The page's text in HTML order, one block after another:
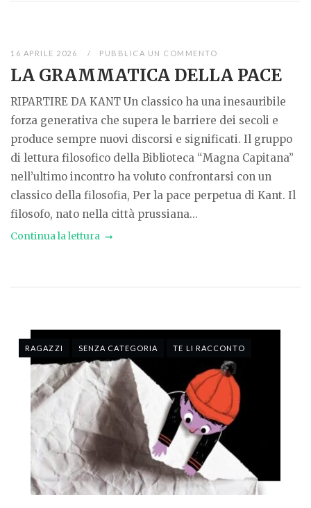
16 APRILE 2026 PUBBLICA UN COMMENTO
LA GRAMMATICA DELLA PACE
RIPARTIRE DA KANT Un classico ha una inesauribile
forza generativa che supera le barriere dei secoli e
produce sempre nuovi discorsi e significati. Il gruppo
di lettura filosofico della Biblioteca “Magna Capitana”
nell’ultimo incontro ha voluto confrontarsi con un
classico della filosofia, Per la pace perpetua di Kant. Il
filosofo, nato nella città prussiana...
Continua la lettura
RAGAZZI SENZA CATEGORIA TE LI RACCONTO